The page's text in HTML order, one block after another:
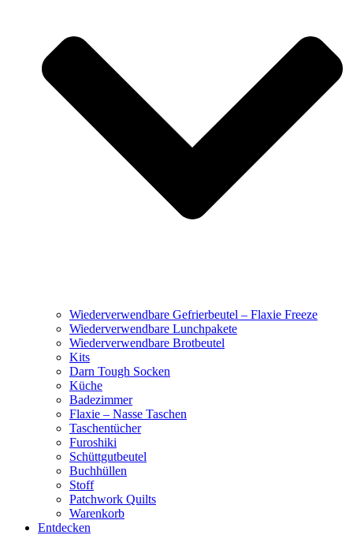
Wiederverwendbare Gefrierbeutel – Flaxie Freeze
Wiederverwendbare Lunchpakete
Wiederverwendbare Brotbeutel
Kits
Darn Tough Socken
Küche
Badezimmer
Flaxie – Nasse Taschen
Taschentücher
Furoshiki
Schüttgutbeutel
Buchhüllen
Stoff
Patchwork Quilts
Warenkorb
Entdecken